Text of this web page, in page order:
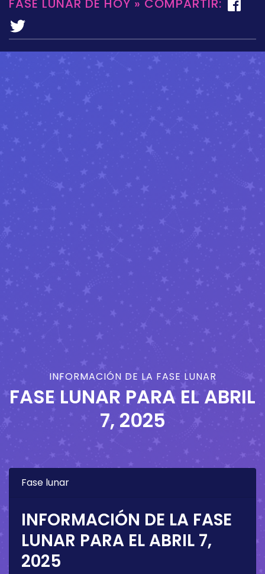
FASE LUNAR DE HOY » COMPARTIR:
INFORMACIÓN DE LA FASE LUNAR
FASE LUNAR PARA EL ABRIL
7, 2025
Fase lunar
INFORMACIÓN DE LA FASE
LUNAR PARA EL ABRIL 7,
2025